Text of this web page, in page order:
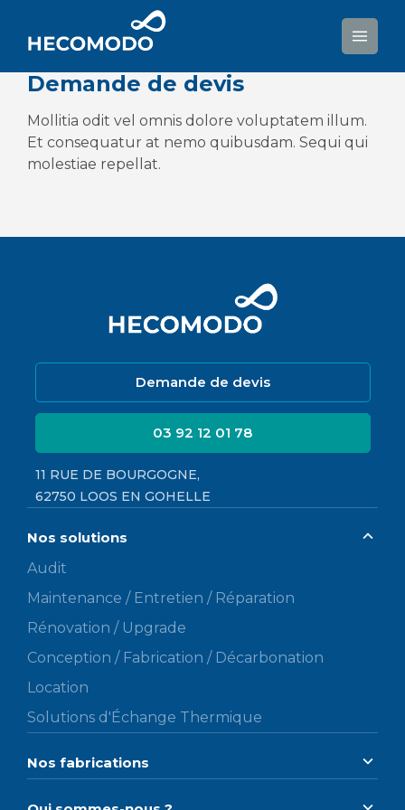
contenu
Demande de devis
Mollitia odit vel omnis dolore voluptatem illum.
Et consequatur at nemo quibusdam. Sequi qui
molestiae repellat.
Nos solutions
Audit
Maintenance / Entretien / Réparation
Rénovation / Upgrade
Conception / Fabrication / Décarbonation
Location
Solutions d'Échange Thermique
Nos fabrications
Demande de devis
03 92 12 01 78
11 RUE DE BOURGOGNE,
62750 LOOS EN GOHELLE